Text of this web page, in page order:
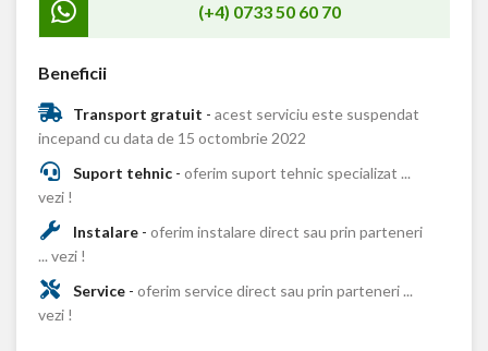
(+4) 0733 50 60 70
Beneficii
Transport gratuit - acest serviciu este suspendat
incepand cu data de 15 octombrie 2022
Suport tehnic- oferim suport tehnic specializat ...
vezi !
Instalare- oferim instalare direct sau prin parteneri
... vezi !
Service- oferim service direct sau prin parteneri ...
vezi !